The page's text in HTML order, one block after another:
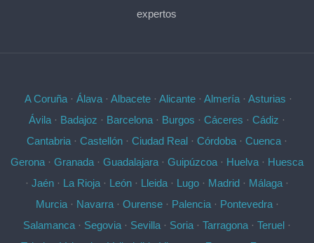
expertos
A Coruña· Álava· Albacete· Alicante· Almería· Asturias ·
Ávila · Badajoz · Barcelona · Burgos · Cáceres · Cádiz ·
Cantabria · Castellón · Ciudad Real · Córdoba · Cuenca ·
Gerona · Granada · Guadalajara · Guipúzcoa · Huelva · Huesca
· Jaén · La Rioja · León · Lleida · Lugo · Madrid · Málaga ·
Murcia· Navarra· Ourense· Palencia· Pontevedra·
Salamanca · Segovia · Sevilla · Soria · Tarragona · Teruel ·